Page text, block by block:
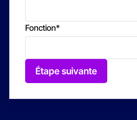
Fonction*
Étape suivante